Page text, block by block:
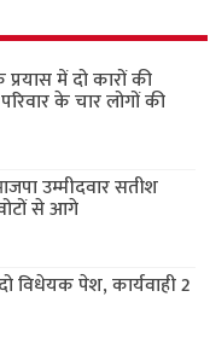
में दो कारों की
के चार लोगों की
उम्मीदवार सतीश
से आगे
विधेयक पेश, कार्यवाही 2